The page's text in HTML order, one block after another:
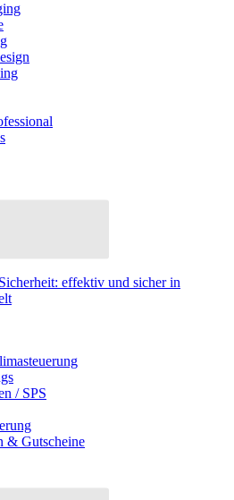
effektiv und sicher in
/ SPS
& Gutscheine